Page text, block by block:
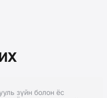
зүйн болон ёс